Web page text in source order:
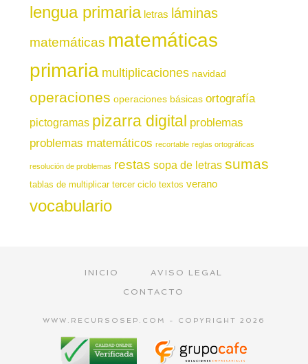
lengua primaria letras láminas
matemáticas matemáticas
primaria multiplicaciones navidad
operaciones operaciones básicas ortografía
pictogramas pizarra digital problemas
problemas matemáticos recortable reglas ortográficas
resolución de problemas restas sopa de letras sumas
tablas de multiplicar tercer ciclo textos verano
vocabulario
INICIO
AVISO LEGAL
CONTACTO
WWW.RECURSOSEP.COM - COPYRIGHT 2026